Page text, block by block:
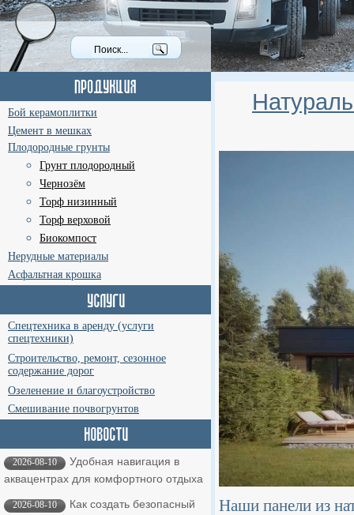
Бой керамоплитки
Цемент в мешках
Плодородные грунты
Грунт плодородный
Чернозём
Торф низинный
Торф верховой
Биокомпост
Нерудные материалы
Асфальтная крошка
Спецтехника в аренду (услуги
спецтехники)
Строительство, ремонт, сезонное
содержание дорог
Озеленение и благоустройство
Смешивание почвогрунтов
2026-08-10
Удобная навигация в
аквацентрах для комфортного отдыха
2026-08-10
Как создать безопасный
Наши панели из